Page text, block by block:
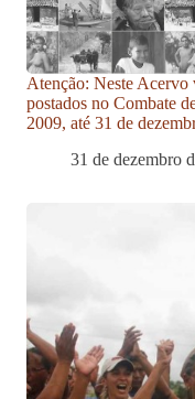
Atenção: Neste Acervo
postados no Combate
2009, até 31 de
31 de dezembro